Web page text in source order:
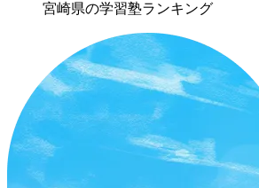
宮崎県の学習塾ランキング